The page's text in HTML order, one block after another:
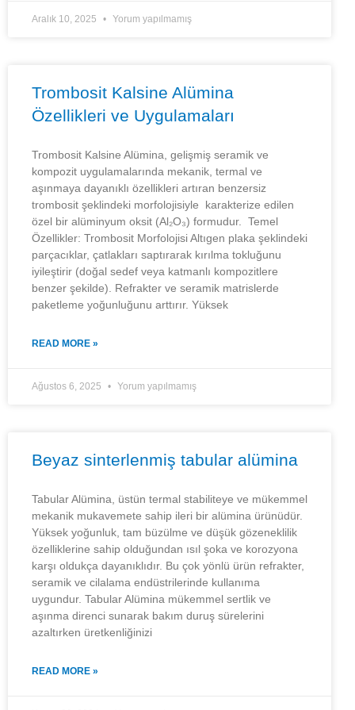
Aralık 10, 2025 Yorum yapılmamış
Trombosit Kalsine Alümina
Özellikleri ve Uygulamaları
Trombosit Kalsine Alümina, gelişmiş seramik ve
kompozit uygulamalarında mekanik, termal ve
aşınmaya dayanıklı özellikleri artıran benzersiz
trombosit şeklindeki morfolojisiyle karakterize edilen
özel bir alüminyum oksit (Al₂O₃) formudur. Temel
Özellikler: Trombosit Morfolojisi Altıgen plaka şeklindeki
parçacıklar, çatlakları saptırarak kırılma tokluğunu
iyileştirir (doğal sedef veya katmanlı kompozitlere
benzer şekilde). Refrakter ve seramik matrislerde
paketleme yoğunluğunu arttırır. Yüksek
READ MORE »
Ağustos 6, 2025 Yorum yapılmamış
Beyaz sinterlenmiş tabular alümina
Tabular Alümina, üstün termal stabiliteye ve mükemmel
mekanik mukavemete sahip ileri bir alümina ürünüdür.
Yüksek yoğunluk, tam büzülme ve düşük gözeneklilik
özelliklerine sahip olduğundan ısıl şoka ve korozyona
karşı oldukça dayanıklıdır. Bu çok yönlü ürün refrakter,
seramik ve cilalama endüstrilerinde kullanıma
uygundur. Tabular Alümina mükemmel sertlik ve
aşınma direnci sunarak bakım duruş sürelerini
azaltırken üretkenliğinizi
READ MORE »